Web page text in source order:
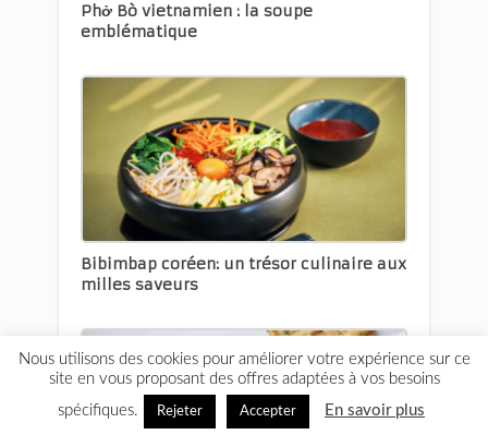
Phở Bò vietnamien : la soupe
emblématique
Bibimbap coréen: un trésor culinaire aux
milles saveurs
Nous utilisons des cookies pour améliorer votre expérience sur ce
site en vous proposant des offres adaptées à vos besoins
spécifiques.
Rejeter Accepter En savoir plus